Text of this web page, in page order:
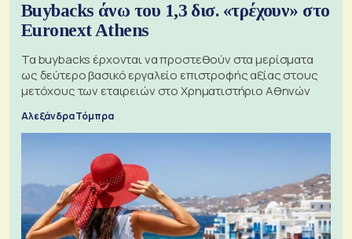
Buybacks άνω του 1,3 δισ. «τρέχουν» στο
Euronext Athens
Τα buybacks έρχονται να προστεθούν στα μερίσματα
ως δεύτερο βασικό εργαλείο επιστροφής αξίας στους
μετόχους των εταιρειών στο Χρηματιστήριο Αθηνών
Αλεξάνδρα Τόμπρα